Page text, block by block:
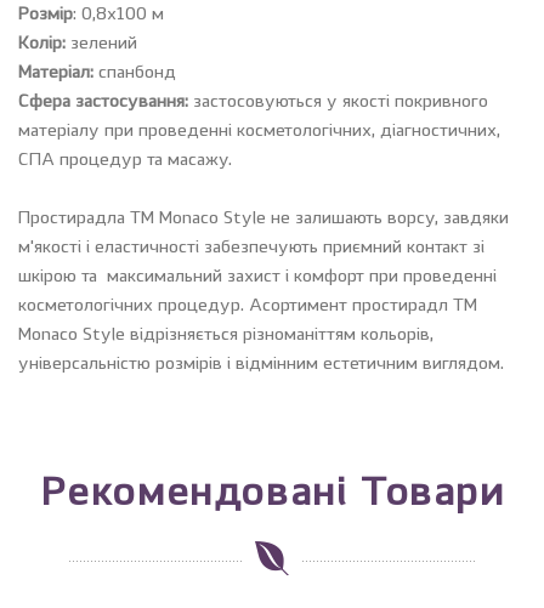
Розмір: 0,8х100 м
Колір: зелений
Матеріал: спанбонд
Сфера застосування: застосовуються у якості покривного
матеріалу при проведенні косметологічних, діагностичних,
СПА процедур та масажу.
Простирадла ТМ Monaco Style не залишають ворсу, завдяки
м'якості і еластичності забезпечують приємний контакт зі
шкірою та максимальний захист і комфорт при проведенні
косметологічних процедур. Асортимент простирадл ТМ
Monaco Style відрізняється різноманіттям кольорів,
універсальністю розмірів і відмінним естетичним виглядом.
Рекомендовані Товари